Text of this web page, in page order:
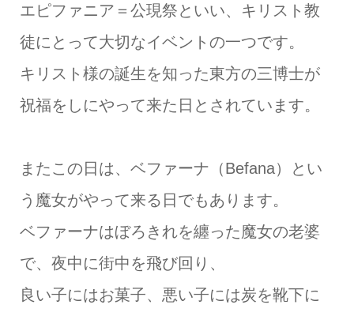
エピファニア＝公現祭といい、キリスト教
徒にとって大切なイベントの一つです。
キリスト様の誕生を知った東方の三博士が
祝福をしにやって来た日とされています。
またこの日は、ベファーナ（Befana）とい
う魔女がやって来る日でもあります。
ベファーナはぼろきれを纏った魔女の老婆
で、夜中に街中を飛び回り、
良い子にはお菓子、悪い子には炭を靴下に